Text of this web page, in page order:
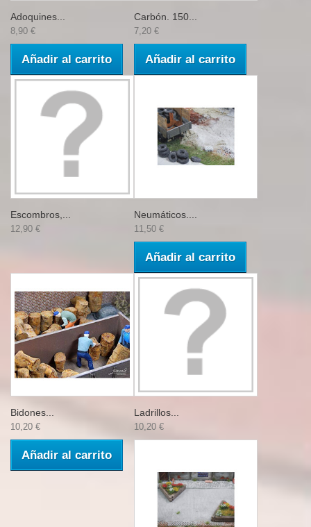
Adoquines...
8,90 €
Añadir al carrito
Carbón. 150...
7,20 €
Añadir al carrito
Escombros,...
12,90 €
Neumáticos....
11,50 €
Añadir al carrito
Bidones...
10,20 €
Añadir al carrito
Ladrillos...
10,20 €